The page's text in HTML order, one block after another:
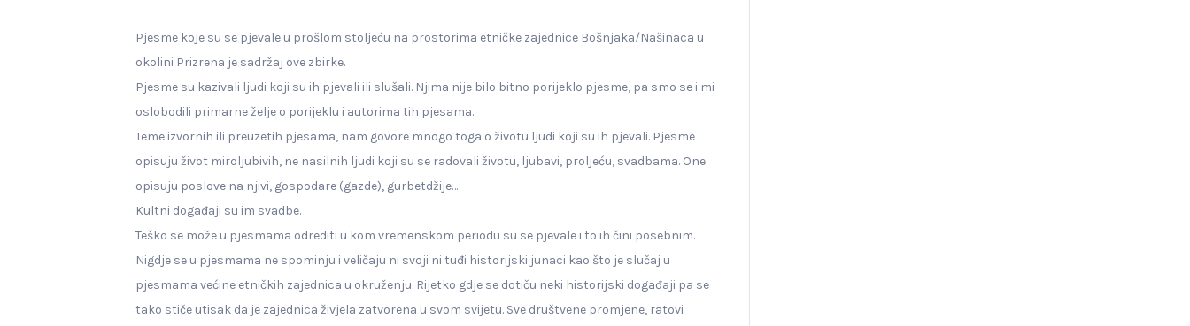
Pjesme koje su se pjevale u prošlom stoljeću na prostorima etničke zajednice Bošnjaka/Našinaca u
okolini Prizrena je sadržaj ove zbirke.
Pjesme su kazivali ljudi koji su ih pjevali ili slušali. Njima nije bilo bitno porijeklo pjesme, pa smo se i mi
oslobodili primarne želje o porijeklu i autorima tih pjesama.
Teme izvornih ili preuzetih pjesama, nam govore mnogo toga o životu ljudi koji su ih pjevali. Pjesme
opisuju život miroljubivih, ne nasilnih ljudi koji su se radovali životu, ljubavi, proljeću, svadbama. One
opisuju poslove na njivi, gospodare (gazde), gurbetdžije…
Kultni događaji su im svadbe.
Teško se može u pjesmama odrediti u kom vremenskom periodu su se pjevale i to ih čini posebnim.
Nigdje se u pjesmama ne spominju i veličaju ni svoji ni tuđi historijski junaci kao što je slučaj u
pjesmama većine etničkih zajednica u okruženju. Rijetko gdje se dotiču neki historijski događaji pa se
tako stiče utisak da je zajednica živjela zatvorena u svom svijetu. Sve društvene promjene, ratovi